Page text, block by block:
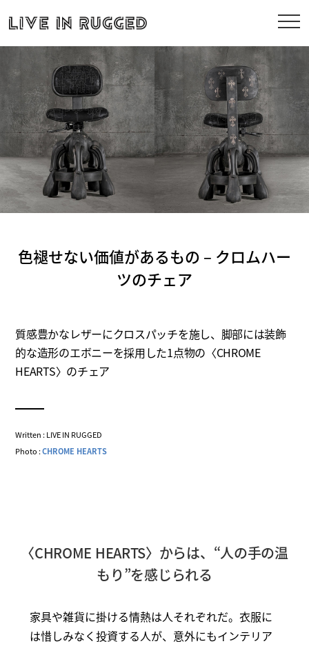
色褪せない価値があるもの – クロムハー
ツのチェア
質感豊かなレザーにクロスパッチを施し、脚部には装飾
的な造形のエボニーを採用した1点物の〈CHROME
HEARTS〉のチェア
Written : LIVE IN RUGGED
Photo :CHROME HEARTS
〈CHROME HEARTS〉からは、“人の手の温
もり”を感じられる
家具や雑貨に掛ける情熱は人それぞれだ。衣服に
は惜しみなく投資する人が、意外にもインテリア